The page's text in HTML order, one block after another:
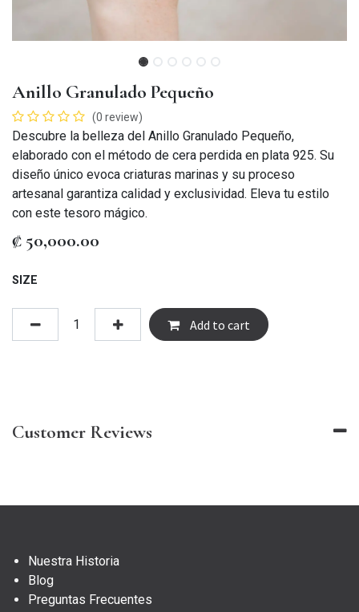
Anillo Granulado Pequeño
(0 review)
Descubre la belleza del Anillo Granulado Pequeño,
elaborado con el método de cera perdida en plata 925. Su
diseño único evoca criaturas marinas y su proceso
artesanal garantiza calidad y exclusividad. Eleva tu estilo
con este tesoro mágico.
₡ 50,000.00
SIZE
Add to cart
Customer Reviews
Nuestra Historia
Blog
Preguntas Frecuentes